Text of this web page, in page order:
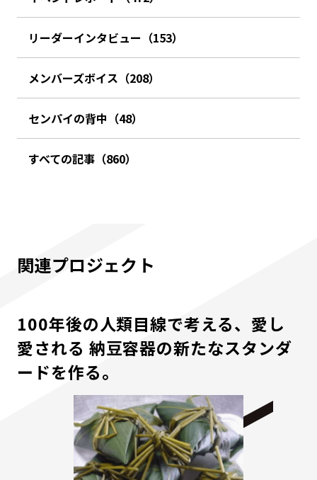
リーダーインタビュー（153）
メンバーズボイス（208）
センパイの背中（48）
すべての記事（860）
関連プロジェクト
100年後の人類目線で考える、愛し
愛される 納豆容器の新たなスタンダ
ードを作る。